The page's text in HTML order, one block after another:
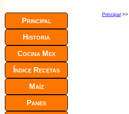
Principal >>
Principal
Historia
Cocina Mex
Índice Recetas
Maíz
Panes